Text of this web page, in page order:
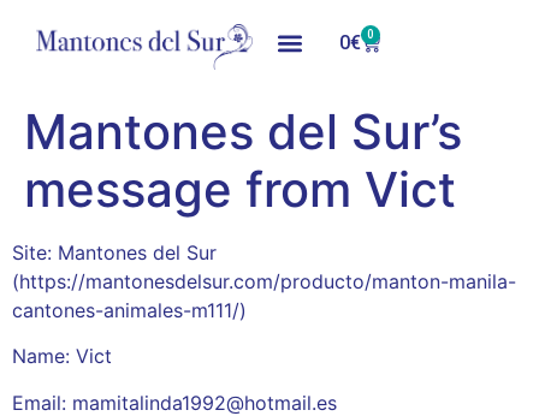
0€ 0
Mantones del Sur’s
message from Vict
Site: Mantones del Sur
(https://mantonesdelsur.com/producto/manton-manila-
cantones-animales-m111/)
Name: Vict
Email: mamitalinda1992@hotmail.es